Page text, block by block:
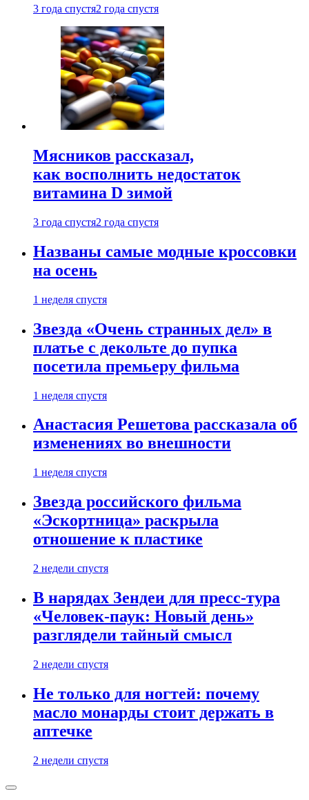
3 года спустя2 года спустя
Мясников рассказал,
как восполнить недостаток
витамина D зимой
3 года спустя2 года спустя
Названы самые модные кроссовки
на осень
1 неделя спустя
Звезда «Очень странных дел» в
платье с декольте до пупка
посетила премьеру фильма
1 неделя спустя
Анастасия Решетова рассказала об
изменениях во внешности
1 неделя спустя
Звезда российского фильма
«Эскортница» раскрыла
отношение к пластике
2 недели спустя
В нарядах Зендеи для пресс-тура
«Человек-паук: Новый день»
разглядели тайный смысл
2 недели спустя
Не только для ногтей: почему
масло монарды стоит держать в
аптечке
2 недели спустя